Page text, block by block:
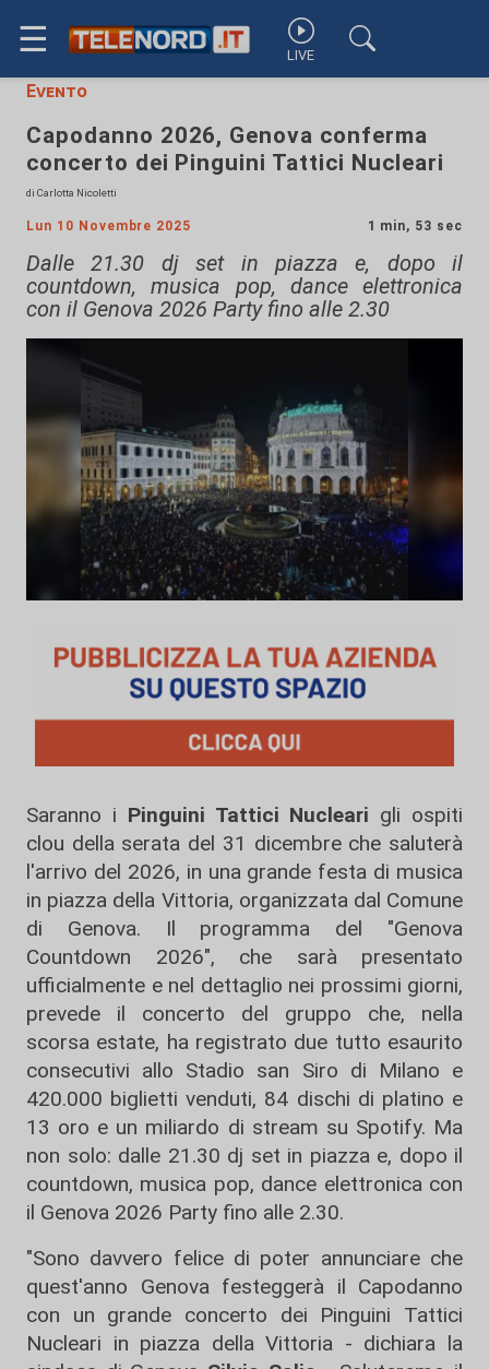
☰ LIVE
Evento
Capodanno 2026, Genova conferma
concerto dei Pinguini Tattici Nucleari
di Carlotta Nicoletti
Lun 10 Novembre 2025 1 min, 53 sec
Dalle 21.30 dj set in piazza e, dopo il
countdown, musica pop, dance elettronica
con il Genova 2026 Party fino alle 2.30
Saranno i Pinguini Tattici Nucleari gli ospiti
clou della serata del 31 dicembre che saluterà
l'arrivo del 2026, in una grande festa di musica
in piazza della Vittoria, organizzata dal Comune
di Genova. Il programma del "Genova
Countdown 2026", che sarà presentato
ufficialmente e nel dettaglio nei prossimi giorni,
prevede il concerto del gruppo che, nella
scorsa estate, ha registrato due tutto esaurito
consecutivi allo Stadio san Siro di Milano e
420.000 biglietti venduti, 84 dischi di platino e
13 oro e un miliardo di stream su Spotify. Ma
non solo: dalle 21.30 dj set in piazza e, dopo il
countdown, musica pop, dance elettronica con
il Genova 2026 Party fino alle 2.30.
"Sono davvero felice di poter annunciare che
quest'anno Genova festeggerà il Capodanno
con un grande concerto dei Pinguini Tattici
Nucleari in piazza della Vittoria - dichiara la